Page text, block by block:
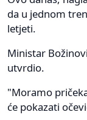
da u jednom
letjeti.
Ministar
utvrdio.
"Moramo
će pokazati